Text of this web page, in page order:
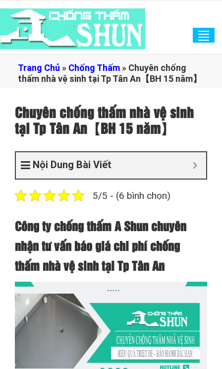
Trang Chủ » Chống Thấm » Chuyên chống
thấm nhà vệ sinh tại Tp Tân An【BH 15 năm】
Chuyên chống thấm nhà vệ sinh
tại Tp Tân An【BH 15 năm】
Nội Dung Bài Viết
5/5 - (6 bình chọn)
Công ty chống thấm A Shun chuyên
nhận tư vấn báo giá chi phí chống
thấm nhà vệ sinh tại Tp Tân An